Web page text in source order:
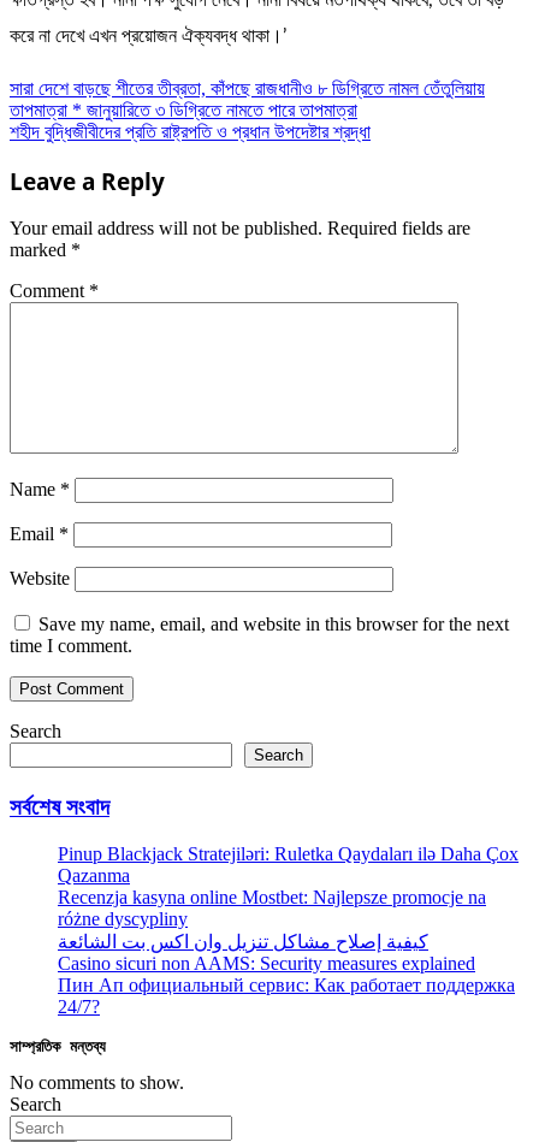
করে না দেখে এখন প্রয়োজন ঐক্যবদ্ধ থাকা।’
Post
navigation
সারা দেশে বাড়ছে শীতের তীব্রতা, কাঁপছে রাজধানীও ৮ ডিগ্রিতে নামল তেঁতুলিয়ায়
তাপমাত্রা * জানুয়ারিতে ৩ ডিগ্রিতে নামতে পারে তাপমাত্রা
শহীদ বুদ্ধিজীবীদের প্রতি রাষ্ট্রপতি ও প্রধান উপদেষ্টার শ্রদ্ধা
Leave a Reply
Your email address will not be published. Required fields are
marked *
Comment *
Name *
Email *
Website
Save my name, email, and website in this browser for the next
time I comment.
Search
Search
সর্বশেষ সংবাদ
Pinup Blackjack Stratejiləri: Ruletka Qaydaları ilə Daha Çox
Qazanma
Recenzja kasyna online Mostbet: Najlepsze promocje na
różne dyscypliny
كيفية إصلاح مشاكل تنزيل وان اكس بت الشائعة
Casino sicuri non AAMS: Security measures explained
Пин Ап официальный сервис: Как работает поддержка
24/7?
সাম্প্রতিক মন্তব্য
No comments to show.
Search